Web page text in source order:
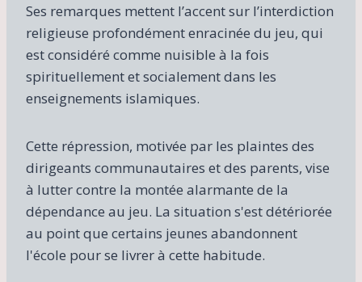
Ses remarques mettent l’accent sur l’interdiction
religieuse profondément enracinée du jeu, qui
est considéré comme nuisible à la fois
spirituellement et socialement dans les
enseignements islamiques.
Cette répression, motivée par les plaintes des
dirigeants communautaires et des parents, vise
à lutter contre la montée alarmante de la
dépendance au jeu. La situation s'est détériorée
au point que certains jeunes abandonnent
l'école pour se livrer à cette habitude.